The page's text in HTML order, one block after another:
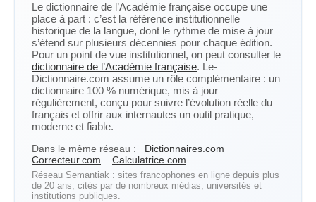
Le dictionnaire de l’Académie française occupe une
place à part : c’est la référence institutionnelle
historique de la langue, dont le rythme de mise à jour
s’étend sur plusieurs décennies pour chaque édition.
Pour un point de vue institutionnel, on peut consulter le
dictionnaire de l’Académie française. Le-
Dictionnaire.com assume un rôle complémentaire : un
dictionnaire 100 % numérique, mis à jour
régulièrement, conçu pour suivre l’évolution réelle du
français et offrir aux internautes un outil pratique,
moderne et fiable.
Dans le même réseau :
Dictionnaires.com
Correcteur.com
Calculatrice.com
Réseau Semantiak : sites francophones en ligne depuis plus
de 20 ans, cités par de nombreux médias, universités et
institutions publiques.